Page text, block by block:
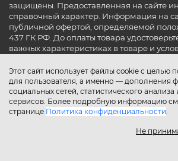
Этот сайт использует файлы cookie с целью
для пользователя, а именно — дополнения
социальных сетей, статистического
сервисов. Более подробную информацию
странице Политика конфиденциальности.
Не
защищены. Предоставленная на сайте
справочный характер. Информация на
публичной офертой, определяемой
437 ГК РФ. До оплаты товара
важных характеристиках в товаре и